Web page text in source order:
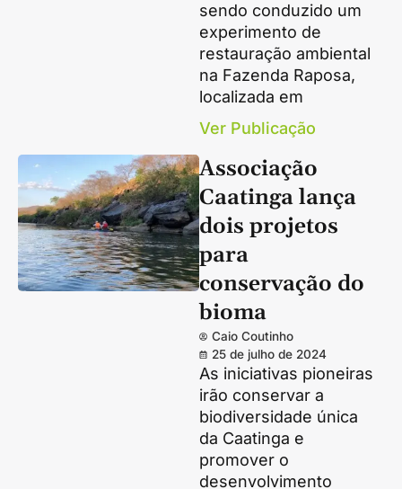
sendo conduzido um
experimento de
restauração ambiental
na Fazenda Raposa,
localizada em
Ver Publicação
Associação
Caatinga lança
dois projetos
para
conservação do
bioma
Caio Coutinho
25 de julho de 2024
As iniciativas pioneiras
irão conservar a
biodiversidade única
da Caatinga e
promover o
desenvolvimento